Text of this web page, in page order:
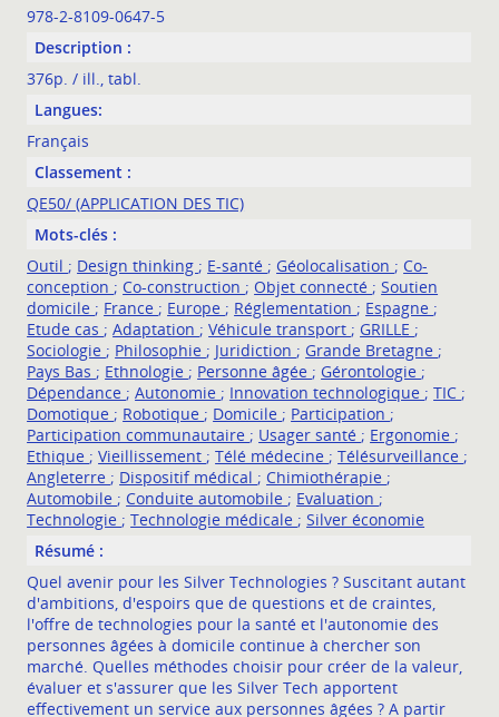
978-2-8109-0647-5
Description :
376p. / ill., tabl.
Langues:
Français
Classement :
QE50/ (APPLICATION DES TIC)
Mots-clés :
Outil ; Design thinking ; E-santé ; Géolocalisation ; Co-
conception ; Co-construction ; Objet connecté ; Soutien
domicile ; France ; Europe ; Réglementation ; Espagne ;
Etude cas ; Adaptation ; Véhicule transport ; GRILLE ;
Sociologie ; Philosophie ; Juridiction ; Grande Bretagne ;
Pays Bas ; Ethnologie ; Personne âgée ; Gérontologie ;
Dépendance ; Autonomie ; Innovation technologique ; TIC ;
Domotique ; Robotique ; Domicile ; Participation ;
Participation communautaire ; Usager santé ; Ergonomie ;
Ethique ; Vieillissement ; Télé médecine ; Télésurveillance ;
Angleterre ; Dispositif médical ; Chimiothérapie ;
Automobile ; Conduite automobile ; Evaluation ;
Technologie ; Technologie médicale ; Silver économie
Résumé :
Quel avenir pour les Silver Technologies ? Suscitant autant
d'ambitions, d'espoirs que de questions et de craintes,
l'offre de technologies pour la santé et l'autonomie des
personnes âgées à domicile continue à chercher son
marché. Quelles méthodes choisir pour créer de la valeur,
évaluer et s'assurer que les Silver Tech apportent
effectivement un service aux personnes âgées ? A partir